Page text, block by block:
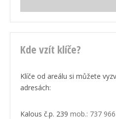
Kde vzít klíče?
Klíče od areálu si můžete
adresách:
Kalous č.p. 239 mob.: 737